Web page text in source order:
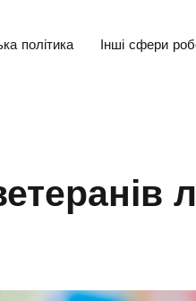
політика Інші сфери